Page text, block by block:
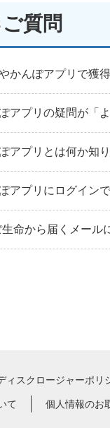
質問
かんぽアプリで獲
アプリの疑問が「
アプリとは何か知り
アプリにログイン
生命から届くメール
ィスクロージャーポリ
て 個人情報のお